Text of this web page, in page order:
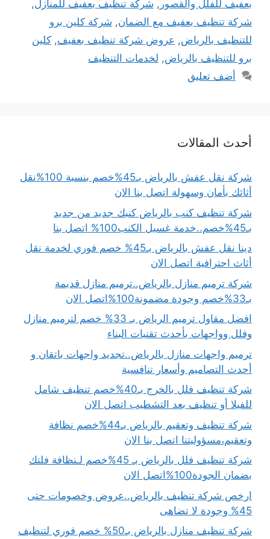
بعفيف للفلل والقصور , شركة تنظيف بعفيف للمنازل,
شركة تنظيف بعفيف مع الضمان, شركة كلين برو
للتنظيف بالرياض, عروض شركة تنظيف بعفيف, كلين
برو للتنظيف بالرياض, لخدمات التنظيف
أضف تعليق
أحدث المقالات
شركة نقل عفش بالرياض بـ45%خصم بنسبة 100%نقل
أثاثك بأمان وسهولة اتصل بنا الان
شركة تنظيف كنب بالرياض كنبك جديد من جديد
بـ45%خصم..خدمة غسيل الكنب100% اتصل بنا
دينا نقل عفش بالرياض بـ45% خصم فوري لخدمة نقل
أثاث احترافية اتصل الان
شركة ترميم منازل بالرياض..ترميم منازل قديمة
بـ33%خصم وجودة مضمونة100%اتصل الان
افضل مقاول ترميم الرياض بـ 33% خصم لترميم منازل
وفلل وواجهات بأحدث تقنيات البناء
ترميم واجهات منازل بالرياض..تجديد واجهات باتقان و
أحدث التصاميم وأسعار تنافسية
شركة تنظيف فلل بالخرج بـ40%خصم تنظيف شامل
للفيلا أو تنظيف بعد التشطيب اتصل الان
شركة تنظيف وتعقيم بالرياض بـ44%خصم نظافة
وتعقيم،مسؤوليتنا اتصل بنا الان
شركة تنظيف فلل بالرياض بـ 45%خصم لـنظافة فلتك
بضمان الجودة100%اتصل الان
ارخص شركة تنظيف بالرياض..عروض وخصومات حتى
45% وجودة لا تضاهى
شركة تنظيف منازل بالرياض بـ50% خصم فوري لتنظيف